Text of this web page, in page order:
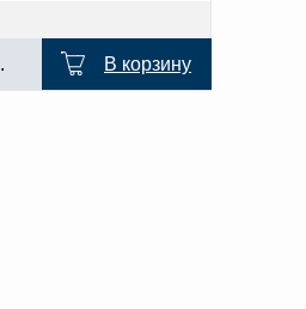
В корзину